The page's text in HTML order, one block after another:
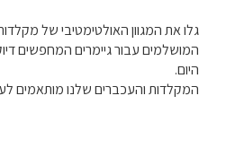
היום.
המקלדות והעכברים שלנו מותאמים